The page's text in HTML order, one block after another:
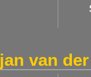
jan van